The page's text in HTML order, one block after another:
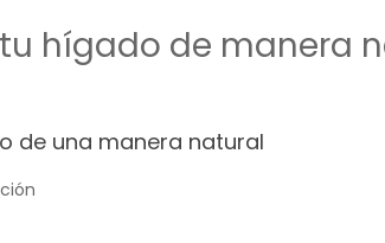
hígado de manera
de una manera natural